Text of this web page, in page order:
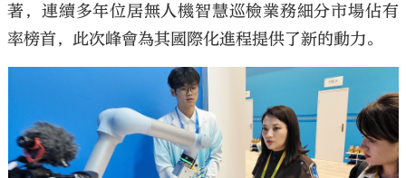
著，連續多年位居無人機智慧巡檢業務細分市場佔有
率榜首，此次峰會為其國際化進程提供了新的動力。